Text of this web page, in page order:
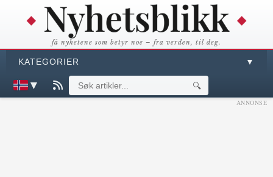
få nyhetene som betyr noe – fra verden, til deg.
KATEGORIER ▼
▼ 🔍
ANNONSE